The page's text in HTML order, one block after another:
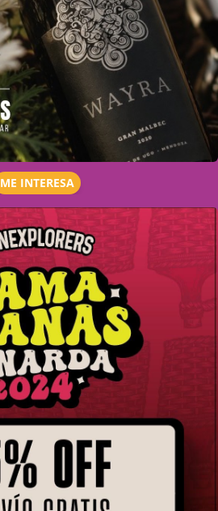
ME INTERESA